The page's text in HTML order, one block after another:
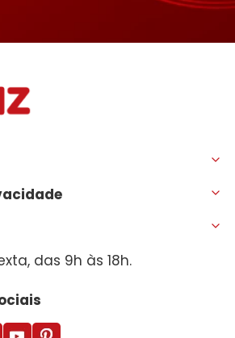
das 9h às 18h.